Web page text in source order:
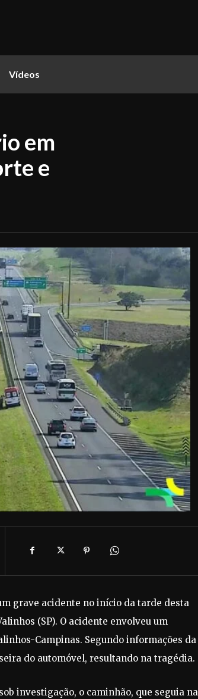
Vídeos
em
e
grave acidente no início da tarde desta
(SP). O acidente envolveu um
Campinas. Segundo informações da
do automóvel, resultando na tragédia.
investigação, o caminhão, que seguia na